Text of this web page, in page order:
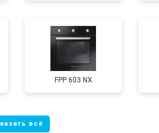
FPP 603 NX